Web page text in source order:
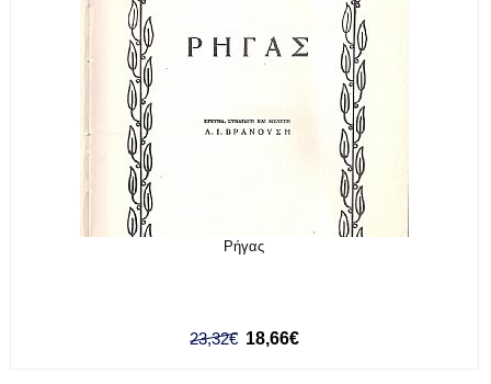
Ρήγας
23,32€ 18,66€